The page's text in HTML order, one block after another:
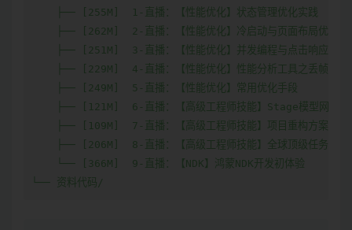
    ├── [255M]  1-直播：【性能优化】状态管理优化实践
    ├── [262M]  2-直播：【性能优化】冷启动与页面布局优化
├── [251M]  3-直播：【性能优化】并发编程与点击响应优化
├── [229M]  4-直播：【性能优化】性能分析工具之丢帧与内
    ├── [249M]  5-直播：【性能优化】常用优化手段
├── [121M]  6-直播：【高级工程师技能】Stage模型网络访
├── [109M]  7-直播：【高级工程师技能】项目重构方案隔离
├── [206M]  8-直播：【高级工程师技能】全球顶级任务调度
    └── [366M]  9-直播：【NDK】鸿蒙NDK开发初体验
└── 资料代码/